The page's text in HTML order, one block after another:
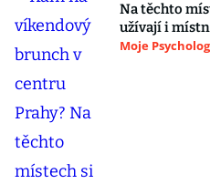
Na těchto
užívají i
Moje